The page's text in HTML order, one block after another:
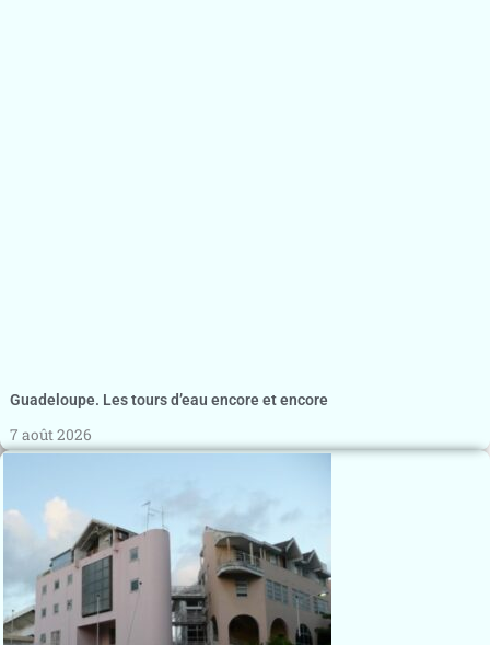
Guadeloupe. Les tours d’eau encore et encore
7 août 2026